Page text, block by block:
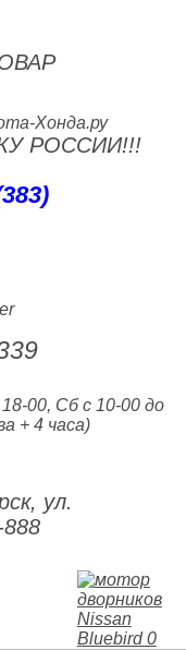
Хонда.ру
РОССИИ!!!
00, Сб с 10-00 до
+ 4 часа)
ул.